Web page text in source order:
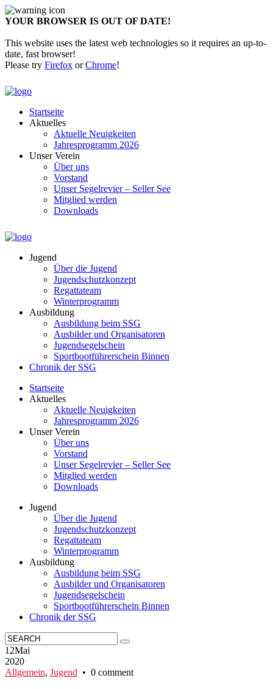
YOUR BROWSER IS OUT OF DATE!
This website uses the latest web technologies so it requires an up-to-
date, fast browser!
Please try Firefox orChrome!
Startseite
Aktuelles
Aktuelle Neuigkeiten
Jahresprogramm 2026
Unser Verein
Über uns
Vorstand
Unser Segelrevier – Seller See
Mitglied werden
Downloads
Jugend
Über die Jugend
Jugendschutzkonzept
Regattateam
Winterprogramm
Ausbildung
Ausbildung beim SSG
Ausbilder und Organisatoren
Jugendsegelschein
Sportbootführerschein Binnen
Chronik der SSG
Startseite
Aktuelles
Aktuelle Neuigkeiten
Jahresprogramm 2026
Unser Verein
Über uns
Vorstand
Unser Segelrevier – Seller See
Mitglied werden
Downloads
Jugend
Über die Jugend
Jugendschutzkonzept
Regattateam
Winterprogramm
Ausbildung
Ausbildung beim SSG
Ausbilder und Organisatoren
Jugendsegelschein
Sportbootführerschein Binnen
Chronik der SSG
12Mai
2020
Allgemein, Jugend • 0 comment